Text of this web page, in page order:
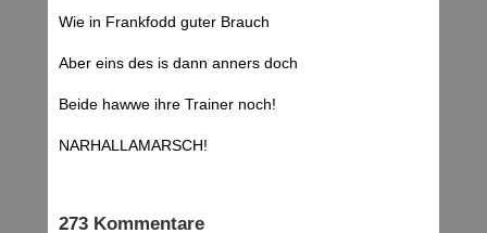
Wie in Frankfodd guter Brauch
Aber eins des is dann anners doch
Beide hawwe ihre Trainer noch!
NARHALLAMARSCH!
273 Kommentare